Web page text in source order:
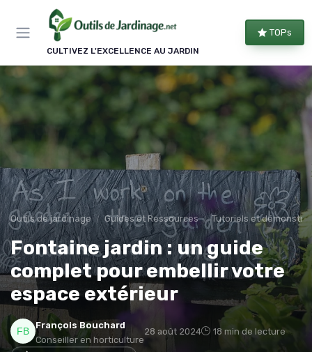
CULTIVEZ L'EXCELLENCE AU JARDIN
TOPs
Outils de jardinage Guides et Ressources Tutoriels et
Fontaine jardin : un guide
complet pour embellir votre
espace extérieur
François Bouchard
Conseiller en horticulture
28 août 2024 18 min de lecture
Panneau de gestion des cookies